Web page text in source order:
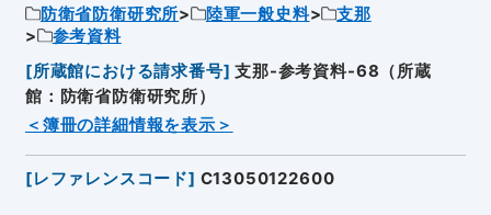
防衛省防衛研究所 陸軍一般史料
支那
参考資料
[所蔵館における請求番号] 支那-参考資料-68（所蔵
館：防衛省防衛研究所）
＜簿冊の詳細情報を表示＞
[レファレンスコード] C13050122600